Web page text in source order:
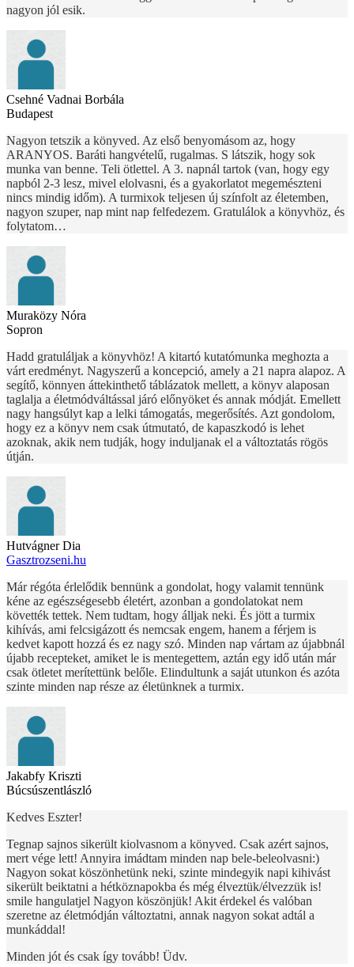
nagyon jól esik.
Csehné Vadnai Borbála
Budapest
Nagyon tetszik a könyved. Az első benyomásom az, hogy
ARANYOS. Baráti hangvételű, rugalmas. S látszik, hogy sok
munka van benne. Teli ötlettel. A 3. napnál tartok (van, hogy egy
napból 2-3 lesz, mivel elolvasni, és a gyakorlatot megemészteni
nincs mindig időm). A turmixok teljesen új színfolt az életemben,
nagyon szuper, nap mint nap felfedezem. Gratulálok a könyvhöz, és
folytatom…
Muraközy Nóra
Sopron
Hadd gratuláljak a könyvhöz! A kitartó kutatómunka meghozta a
várt eredményt. Nagyszerű a koncepció, amely a 21 napra alapoz. A
segítő, könnyen áttekinthető táblázatok mellett, a könyv alaposan
taglalja a életmódváltással járó előnyöket és annak módját. Emellett
nagy hangsúlyt kap a lelki támogatás, megerősítés. Azt gondolom,
hogy ez a könyv nem csak útmutató, de kapaszkodó is lehet
azoknak, akik nem tudják, hogy induljanak el a változtatás rögös
útján.
Hutvágner Dia
Gasztrozseni.hu
Már régóta érlelődik bennünk a gondolat, hogy valamit tennünk
kéne az egészségesebb életért, azonban a gondolatokat nem
követték tettek. Nem tudtam, hogy álljak neki. És jött a turmix
kihívás, ami felcsigázott és nemcsak engem, hanem a férjem is
kedvet kapott hozzá és ez nagy szó. Minden nap vártam az újabbnál
újabb recepteket, amiket le is mentegettem, aztán egy idő után már
csak ötletet merítettünk belőle. Elindultunk a saját utunkon és azóta
szinte minden nap része az életünknek a turmix.
Jakabfy Kriszti
Búcsúszentlászló
Kedves Eszter!
Tegnap sajnos sikerült kiolvasnom a könyved. Csak azért sajnos,
mert vége lett! Annyira imádtam minden nap bele-beleolvasni:)
Nagyon sokat köszönhetünk neki, szinte mindegyik napi kihivást
sikerült beiktatni a hétköznapokba és még élveztük/élvezzük is!
smile hangulatjel Nagyon köszönjük! Akit érdekel és valóban
szeretne az életmódján változtatni, annak nagyon sokat adtál a
munkáddal!
Minden jót és csak így tovább! Üdv.